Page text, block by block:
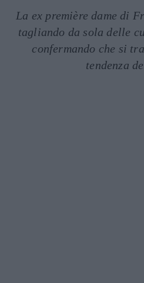
La ex première dame di
tagliando da sola delle
confermando che si
tendenza